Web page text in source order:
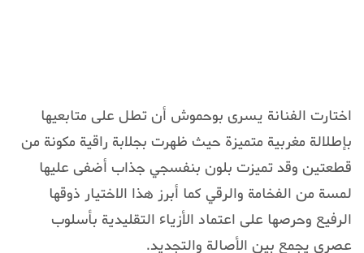
اختارت الفنانة يسرى بوحموش أن تطل على متابعيها
بإطلالة مغربية متميزة حيث ظهرت بجلابة راقية مكونة من
قطعتين وقد تميزت بلون بنفسجي جذاب أضفى عليها
لمسة من الفخامة والرقي كما أبرز هذا الاختيار ذوقها
الرفيع وحرصها على اعتماد الأزياء التقليدية بأسلوب
عصري يجمع بين الأصالة والتجديد.